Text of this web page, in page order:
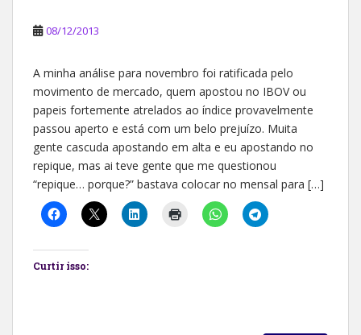
08/12/2013
A minha análise para novembro foi ratificada pelo
movimento de mercado, quem apostou no IBOV ou
papeis fortemente atrelados ao índice provavelmente
passou aperto e está com um belo prejuízo. Muita
gente cascuda apostando em alta e eu apostando no
repique, mas ai teve gente que me questionou
“repique… porque?” bastava colocar no mensal para […]
Curtir isso: